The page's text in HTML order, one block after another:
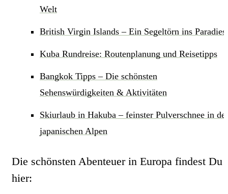
Welt
British Virgin Islands – Ein Segeltörn ins Paradies
Kuba Rundreise: Routenplanung und Reisetipps
Bangkok Tipps – Die schönsten
Sehenswürdigkeiten & Aktivitäten
Skiurlaub in Hakuba – feinster Pulverschnee in
japanischen Alpen
Die schönsten Abenteuer in Europa findest Du
hier: